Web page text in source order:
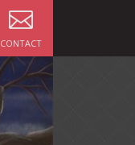
CONTACT